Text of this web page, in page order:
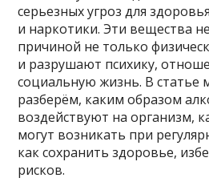
серьезных угроз для
и наркотики. Эти вещества
причиной не только
и разрушают психику,
социальную жизнь. В статье
разберём, каким образом
воздействуют на организм,
могут возникать при
как сохранить здоровье,
рисков.